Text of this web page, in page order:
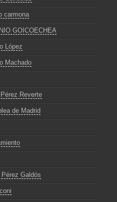
carmona
GOICOECHEA
López
Machado
Reverte
de Madrid
Pérez Galdós